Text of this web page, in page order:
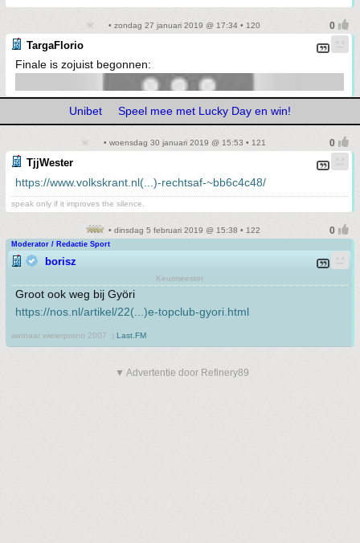
• zondag 27 januari 2019 @ 17:34 • 120
TargaFlorio
Finale is zojuist begonnen:
Unibet Speel mee met Lucky Day en win!
• woensdag 30 januari 2019 @ 15:53 • 121
TjjWester
https://www.volkskrant.nl(...)-rechtsaf-~bb6c4c48/
speak only if it improves the silence.
• dinsdag 5 februari 2019 @ 15:38 • 122
Moderator / Redactie Sport
borisz
Keurmeester
Groot ook weg bij Györi
https://nos.nl/artikel/22(...)e-topclub-gyori.html
winnaar wielerprono 2007 :) Last.FM
▼ Advertentie door Refinery89